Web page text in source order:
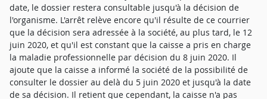
date, le dossier restera consultable jusqu'à la décision de
l'organisme. L'arrêt relève encore qu'il résulte de ce courrier
que la décision sera adressée à la société, au plus tard, le 12
juin 2020, et qu'il est constant que la caisse a pris en charge
la maladie professionnelle par décision du 8 juin 2020. Il
ajoute que la caisse a informé la société de la possibilité de
consulter le dossier au delà du 5 juin 2020 et jusqu'à la date
de sa décision. Il retient que cependant, la caisse n'a pas